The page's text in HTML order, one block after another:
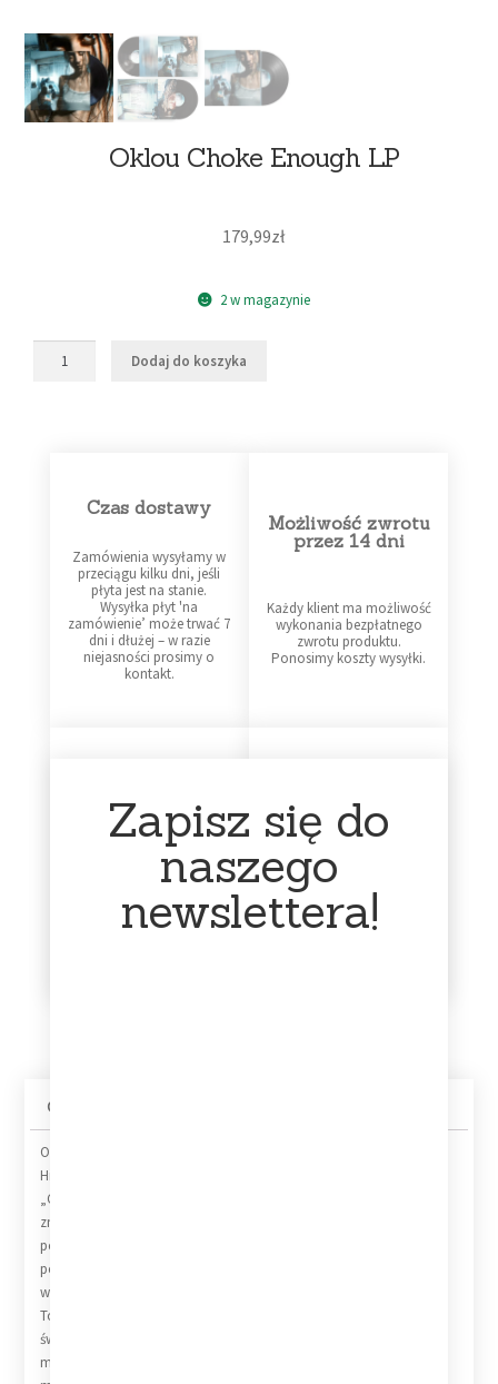
Oklou Choke Enough LP
179,99zł
2 w magazynie
Dodaj do koszyka
Czas dostawy
Zamówienia wysyłamy w
przeciągu kilku dni, jeśli
płyta jest na stanie.
Wysyłka płyt 'na
zamówienie’ może trwać 7
dni i dłużej – w razie
niejasności prosimy o
kontakt.
Możliwość zwrotu
przez 14 dni
Każdy klient ma możliwość
wykonania bezpłatnego
zwrotu produktu.
Ponosimy koszty wysyłki.
pakowanie
Każda płyta otrzymuje od
nas dodatkową folijkę. Jest
pakowana w folię
Zabezpieczamy płyty w
taki sposób, aby nic nie
16:00 - 23:00
Sklep prowadzę jako
działalność dodatkową –
głównie zajmuję się nim w
godzinach wieczornych.
Bardzo proszę o kontakt w
Opis
Oklou – Choke Enough
Hipnotyzująca emocjonalność w nowoczesnej elektronice
„Choke Enough” to najnowszy projekt francuskiej artystki Oklou,
znanej z łączenia delikatnego wokalu z eksperymentalnym
podejściem do dźwięku. To album, który balansuje między dream
popem, ambientem a awangardową elektroniką, tworząc unikalną,
wręcz intymną przestrzeń dźwiękową.
To nie jest kolejna „łatwa do sklasyfikowania” płyta. Oklou tworzy
świat wewnętrznych emocji, subtelnych zniekształceń i cyfrowej
melancholii. Album wypełniają sferyczne syntezatory,
Zapisz się do
naszego
newslettera!